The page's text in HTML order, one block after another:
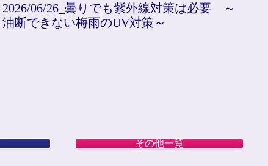
線対策は必要 ～
策～
2026/06/19_マンション
た ～知られざる日本の
その他一覧